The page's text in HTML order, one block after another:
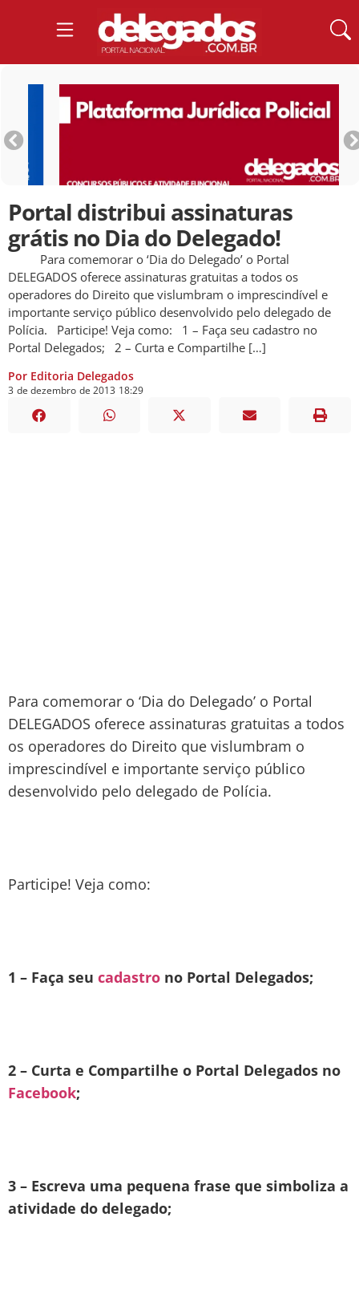
Portal distribui assinaturas
grátis no Dia do Delegado!
Para comemorar o ‘Dia do Delegado’ o Portal
DELEGADOS oferece assinaturas gratuitas a todos os
operadores do Direito que vislumbram o imprescindível e
importante serviço público desenvolvido pelo delegado de
Polícia. Participe! Veja como: 1 – Faça seu cadastro no
Portal Delegados; 2 – Curta e Compartilhe […]
Por Editoria Delegados
3 de dezembro de 2013 18:29
Para comemorar o ‘Dia do Delegado’ o Portal
DELEGADOS oferece assinaturas gratuitas a todos
os operadores do Direito que vislumbram o
imprescindível e importante serviço público
desenvolvido pelo delegado de Polícia.
Participe! Veja como:
1 – Faça seu cadastro no Portal Delegados;
2 – Curta e Compartilhe o Portal Delegados no
Facebook;
3 – Escreva uma pequena frase que simboliza a
atividade do delegado;